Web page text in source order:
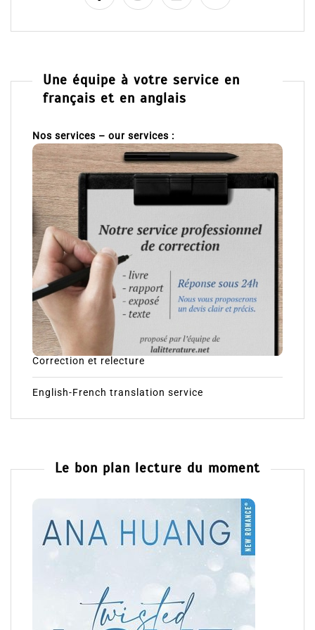
Une équipe à votre service en
français et en anglais
Nos services – our services :
Correction et relecture
English-French translation service
Le bon plan lecture du moment